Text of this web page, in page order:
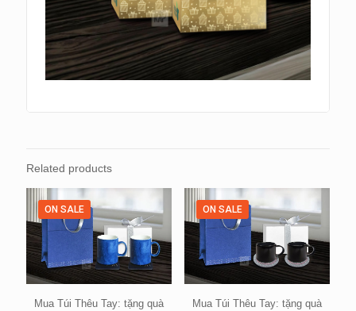
Related products
ON SALE
Mua Túi Thêu Tay: tặng quà
ON SALE
Mua Túi Thêu Tay: tặng quà